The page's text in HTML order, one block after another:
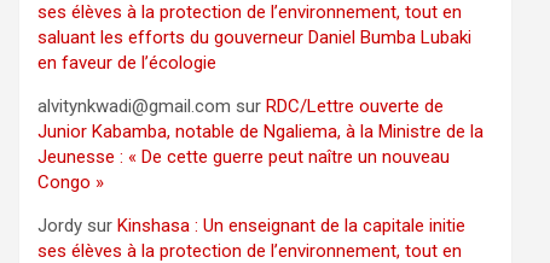
ses élèves à la protection de l’environnement, tout en
saluant les efforts du gouverneur Daniel Bumba Lubaki
en faveur de l’écologie
alvitynkwadi@gmail.com surRDC/Lettre ouverte de
Junior Kabamba, notable de Ngaliema, à la Ministre de la
Jeunesse : « De cette guerre peut naître un nouveau
Congo »
Jordy surKinshasa : Un enseignant de la capitale initie
ses élèves à la protection de l’environnement, tout en